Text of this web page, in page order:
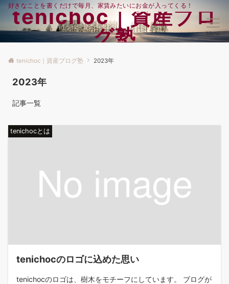
好きなことを書くだけで毎月、家賃みたいにお金が入ってくる！
tenichoc｜資産ブロ
グ塾
Menu
tenichoc｜資産ブログ塾 2023年
2023年
記事一覧
tenichocとは
tenichocのロゴに込めた思い
tenichocのロゴは、樹木をモチーフにしています。 ブログが